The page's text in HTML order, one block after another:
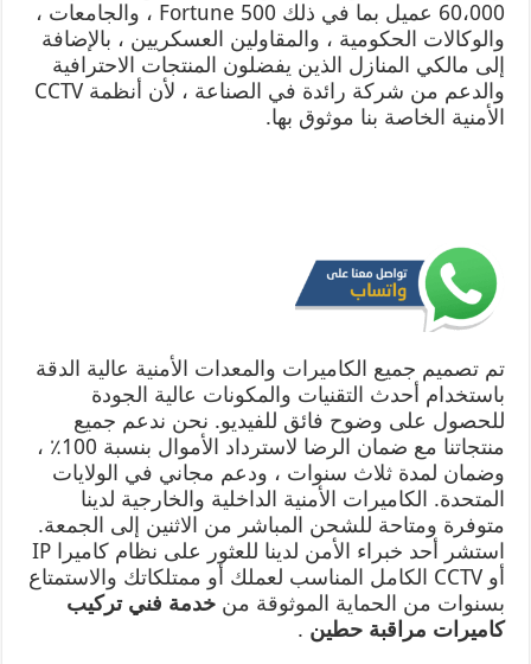
60،000 عميل بما في ذلك Fortune 500 ، والجامعات ،
والوكالات الحكومية ، والمقاولين العسكريين ، بالإضافة
إلى مالكي المنازل الذين يفضلون المنتجات الاحترافية
والدعم من شركة رائدة في الصناعة ، لأن أنظمة CCTV
الأمنية الخاصة بنا موثوق بها.
تم تصميم جميع الكاميرات والمعدات الأمنية عالية الدقة
باستخدام أحدث التقنيات والمكونات عالية الجودة
للحصول على وضوح فائق للفيديو. نحن ندعم جميع
منتجاتنا مع ضمان الرضا لاسترداد الأموال بنسبة 100٪ ،
وضمان لمدة ثلاث سنوات ، ودعم مجاني في الولايات
المتحدة. الكاميرات الأمنية الداخلية والخارجية لدينا
متوفرة ومتاحة للشحن المباشر من الاثنين إلى الجمعة.
استشر أحد خبراء الأمن لدينا للعثور على نظام كاميرا IP
أو CCTV الكامل المناسب لعملك أو ممتلكاتك والاستمتاع
بسنوات من الحماية الموثوقة من خدمة فني تركيب
كاميرات مراقبة حطين .